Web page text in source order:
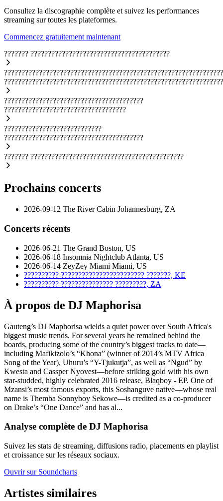
Consultez la discographie complète et suivez les performances
streaming sur toutes les plateformes.
Commencez gratuitement maintenant
??????? ????????????????????????????????????????
????????????????????????????????????????
???????????????????????????????????
????????????????????????????
????????????????????????????????????????
??????? ????????????????????????????????????????????
Prochains concerts
2026-09-12 The River Cabin Johannesburg, ZA
Concerts récents
2026-06-21 The Grand Boston, US
2026-06-18 Insomnia Nightclub Atlanta, US
2026-06-14 ZeyZey Miami Miami, US
?????????? ???????????????????????? ???????, KE
?????????? ??????????????? ?????????, ZA
À propos de DJ Maphorisa
Gauteng’s DJ Maphorisa wields a quiet power over South Africa's
biggest music trends. For several years he remained behind the
boards, producing some of the country’s biggest tracks to date—
including Mafikizolo’s “Khona” (winner of 2014’s MTV Africa
Song of the Year), Uhuru’s “Y-Tjukutja”, as well as “Ngud” by
Kwesta and Cassper Nyovest—before striking gold with his own
star-studded, highly celebrated 2016 release, Blaqboy - EP. One of
Mzansi’s most famous exports, this Soshanguve native—whose real
name is Themba Sonnyboy Sekowe—is credited as a co-producer
on Drake’s “One Dance” and has al...
Analyse complète de DJ Maphorisa
Suivez les stats de streaming, diffusions radio, placements en playlist
et croissance sur les réseaux sociaux.
Ouvrir sur Soundcharts
Artistes similaires